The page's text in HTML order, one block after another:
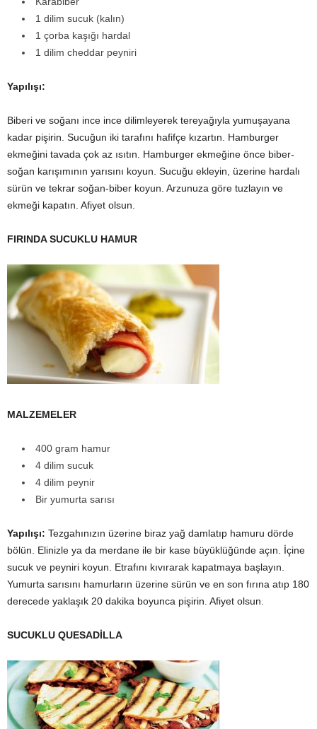
1 dilim sucuk (kalın)
1 çorba kaşığı hardal
1 dilim cheddar peyniri
Yapılışı:
Biberi ve soğanı ince ince dilimleyerek tereyağıyla yumuşayana
kadar pişirin. Sucuğun iki tarafını hafifçe kızartın. Hamburger
ekmeğini tavada çok az ısıtın. Hamburger ekmeğine önce biber-
soğan karışımının yarısını koyun. Sucuğu ekleyin, üzerine hardalı
sürün ve tekrar soğan-biber koyun. Arzunuza göre tuzlayın ve
ekmeği kapatın. Afiyet olsun.
FIRINDA SUCUKLU HAMUR
MALZEMELER
400 gram hamur
4 dilim sucuk
4 dilim peynir
Bir yumurta sarısı
Yapılışı: Tezgahınızın üzerine biraz yağ damlatıp hamuru dörde
bölün. Elinizle ya da merdane ile bir kase büyüklüğünde açın. İçine
sucuk ve peyniri koyun. Etrafını kıvırarak kapatmaya başlayın.
Yumurta sarısını hamurların üzerine sürün ve en son fırına atıp 180
derecede yaklaşık 20 dakika boyunca pişirin. Afiyet olsun.
SUCUKLU QUESADİLLA